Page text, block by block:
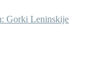
Gorki Leninskije